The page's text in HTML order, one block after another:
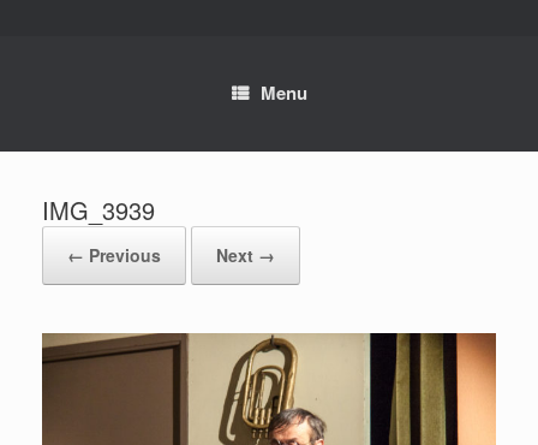
Menu
IMG_3939
← Previous Next →